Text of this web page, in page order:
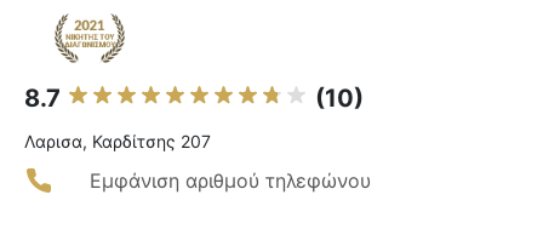
8.7 (10)
Λαρισα, Καρδίτσης 207
Εμφάνιση αριθμού τηλεφώνου